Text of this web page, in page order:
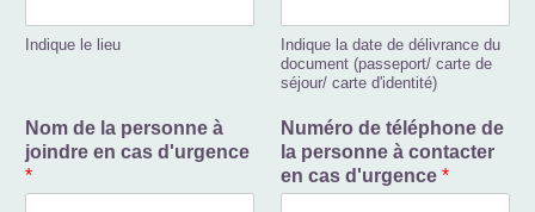
Indique le lieu
Indique la date de délivrance du
document (passeport/ carte de
séjour/ carte d'identité)
Nom de la personne à
joindre en cas d'urgence
*
Numéro de téléphone de
la personne à contacter
en cas d'urgence *